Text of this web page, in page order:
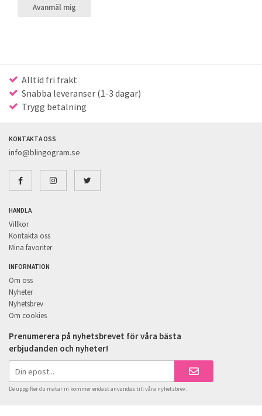
Alltid fri frakt
Snabba leveranser (1-3 dagar)
Trygg betalning
KONTAKTA OSS
info@blingogram.se
HANDLA
Villkor
Kontakta oss
Mina favoriter
INFORMATION
Om oss
Nyheter
Nyhetsbrev
Om cookies
Prenumerera på nyhetsbrevet för våra bästa
erbjudanden och nyheter!
De uppgifter du matar in kommer endast användas till våra nyhetsbrev.